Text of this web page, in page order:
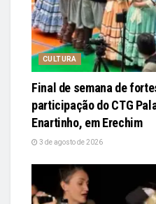
CULTURA
Final de semana de
participação do CTG
Enartinho, em Erechim
3 de agosto de 2026